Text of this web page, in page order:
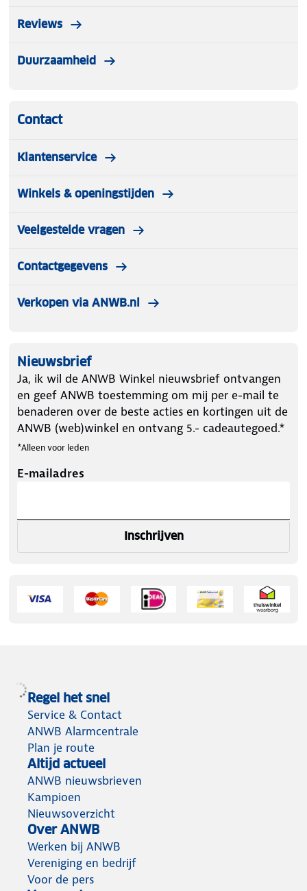
Reviews
Duurzaamheid
Contact
Klantenservice
Winkels & openingstijden
Veelgestelde vragen
Contactgegevens
Verkopen via ANWB.nl
Nieuwsbrief
Ja, ik wil de ANWB Winkel nieuwsbrief ontvangen
en geef ANWB toestemming om mij per e-mail te
benaderen over de beste acties en kortingen uit de
ANWB (web)winkel en ontvang 5.- cadeautegoed.*
*Alleen voor leden
E-mailadres
Inschrijven
Regel het snel
Service & Contact
ANWB Alarmcentrale
Plan je route
Altijd actueel
ANWB nieuwsbrieven
Kampioen
Nieuwsoverzicht
Over ANWB
Werken bij ANWB
Vereniging en bedrijf
Voor de pers